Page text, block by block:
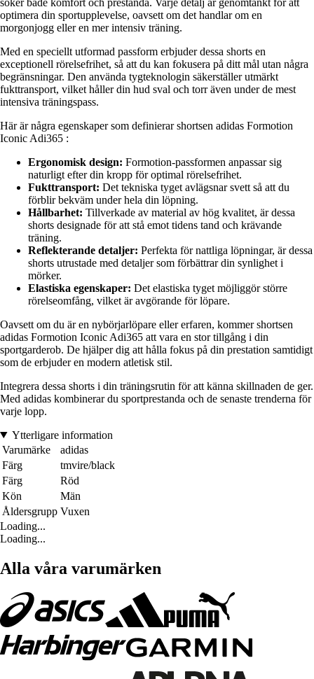
optimera din sportupplevelse, oavsett om det handlar om en
morgonjogg eller en mer intensiv träning.
Med en speciellt utformad passform erbjuder dessa shorts en
exceptionell rörelsefrihet, så att du kan fokusera på ditt mål utan några
begränsningar. Den använda tygteknologin säkerställer utmärkt
fukttransport, vilket håller din hud sval och torr även under de mest
intensiva träningspass.
Här är några egenskaper som definierar shortsen adidas Formotion
Iconic Adi365 :
Ergonomisk design: Formotion-passformen anpassar sig
naturligt efter din kropp för optimal rörelsefrihet.
Fukttransport: Det tekniska tyget avlägsnar svett så att du
förblir bekväm under hela din löpning.
Hållbarhet: Tillverkade av material av hög kvalitet, är dessa
shorts designade för att stå emot tidens tand och krävande
träning.
Reflekterande detaljer: Perfekta för nattliga löpningar, är dessa
shorts utrustade med detaljer som förbättrar din synlighet i
mörker.
Elastiska egenskaper: Det elastiska tyget möjliggör större
rörelseomfång, vilket är avgörande för löpare.
Oavsett om du är en nybörjarlöpare eller erfaren, kommer shortsen
adidas Formotion Iconic Adi365 att vara en stor tillgång i din
sportgarderob. De hjälper dig att hålla fokus på din prestation samtidigt
som de erbjuder en modern atletisk stil.
Integrera dessa shorts i din träningsrutin för att känna skillnaden de ger.
Med adidas kombinerar du sportprestanda och de senaste trenderna för
varje lopp.
Ytterligare information
Varumärke
adidas
Färg
tmvire/black
Färg
Röd
Kön
Män
Åldersgrupp Vuxen
Loading...
Loading...
Alla våra varumärken